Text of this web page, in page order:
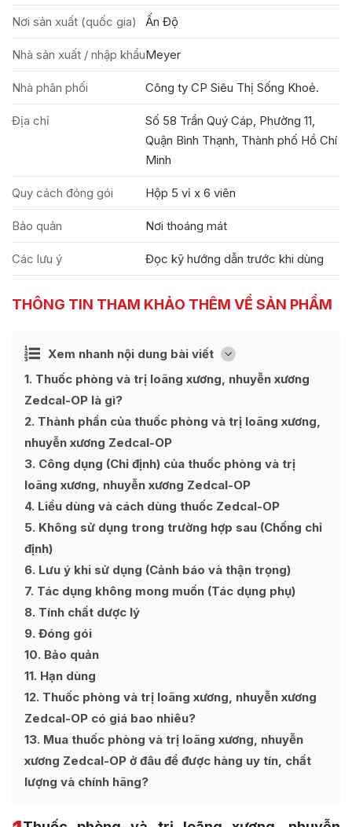
Nơi sản xuất (quốc gia) Ấn Độ
Nhà sản xuất / nhập khẩuMeyer
Nhà phân phối Công ty CP Siêu Thị Sống Khoẻ.
Địa chỉ
Số 58 Trần Quý Cáp, Phường 11,
Quận Bình Thạnh, Thành phố Hồ Chí
Minh
Quy cách đóng gói Hộp 5 vỉ x 6 viên
Bảo quản Nơi thoáng mát
Các lưu ý Đọc kỹ hướng dẫn trước khi dùng
THÔNG TIN THAM KHẢO THÊM VỀ SẢN PHẨM
Xem nhanh nội dung bài viết [
Ẩn
1 Thuốc phòng và trị loãng xương, nhuyễn xương
Zedcal-OP là gì?
2 Thành phần của thuốc phòng và trị loãng xương,
nhuyễn xương Zedcal-OP
3 Công dụng (Chỉ định) của thuốc phòng và trị
loãng xương, nhuyễn xương Zedcal-OP
4 Liều dùng và cách dùng thuốc Zedcal-OP
5 Không sử dụng trong trường hợp sau (Chống chỉ
định)
6 Lưu ý khi sử dụng (Cảnh báo và thận trọng)
7 Tác dụng không mong muốn (Tác dụng phụ)
8 Tính chất dược lý
9 Đóng gói
10 Bảo quản
11 Hạn dùng
12 Thuốc phòng và trị loãng xương, nhuyễn xương
Zedcal-OP có giá bao nhiêu?
13 Mua thuốc phòng và trị loãng xương, nhuyễn
xương Zedcal-OP ở đâu để được hàng uy tín, chất
lượng và chính hãng?